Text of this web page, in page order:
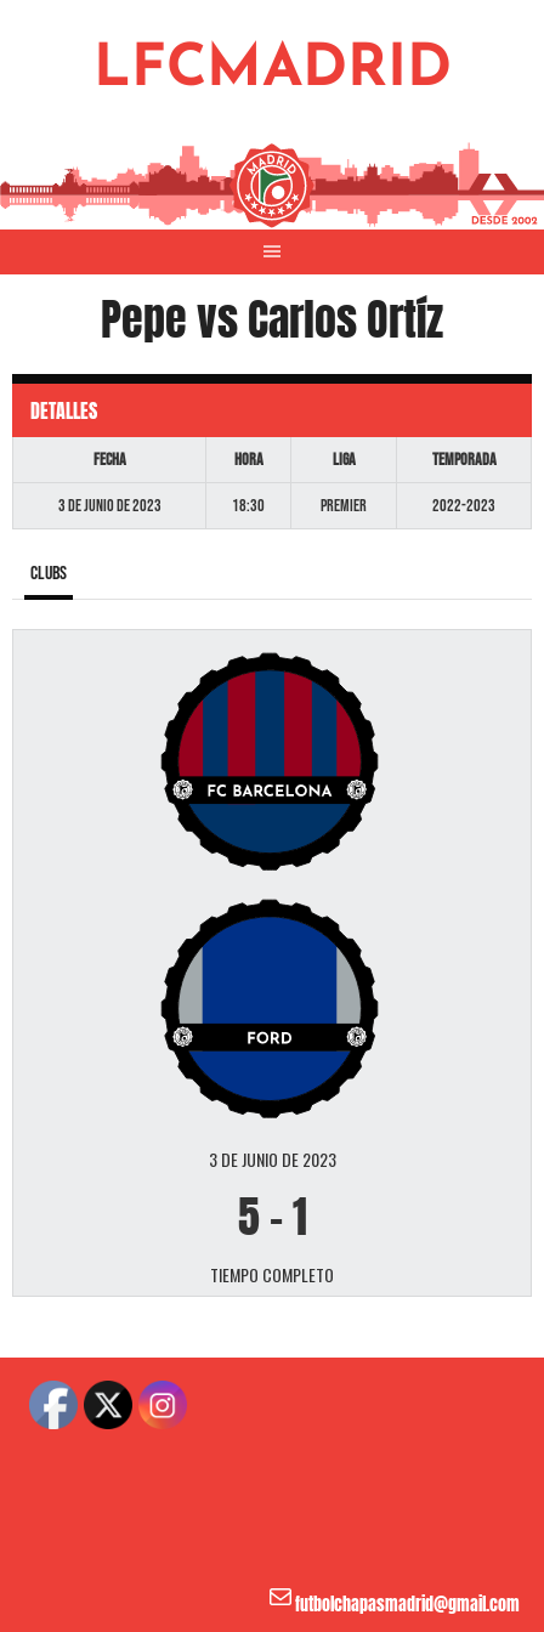
LFCMADRID
Pepe vs Carlos Ortíz
DETALLES
Fecha Hora Liga Temporada
3 de junio de 2023 18:30 Premier 2022-2023
Clubs
3 DE JUNIO DE 2023
5-1
TIEMPO COMPLETO
Correo electrónico
futbolchapasmadrid@gmail.com